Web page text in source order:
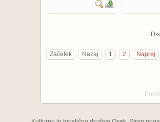
Začetek Nazaj 1 2 Naprej